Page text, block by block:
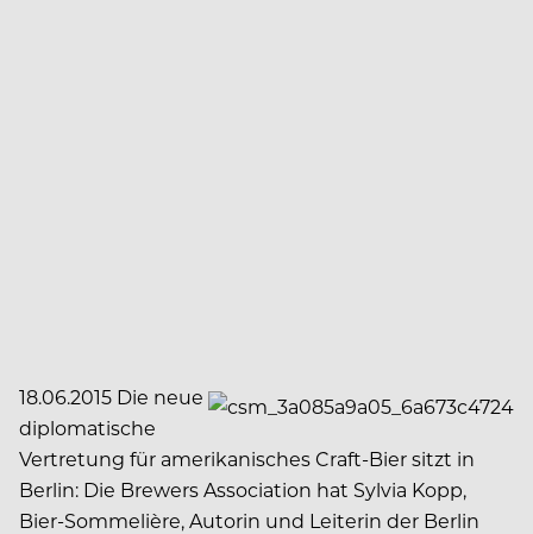
18.06.2015 Die neue
diplomatische
Vertretung für amerikanisches Craft-Bier sitzt in
Berlin: Die Brewers Association hat Sylvia Kopp,
Bier-Sommelière, Autorin und Leiterin der Berlin